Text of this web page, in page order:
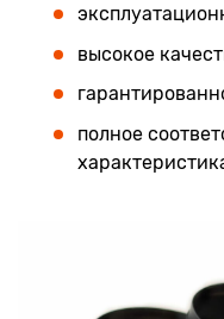
высокое
полное